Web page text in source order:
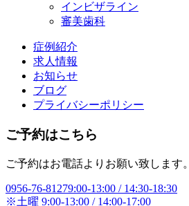
インビザライン
審美歯科
症例紹介
求人情報
お知らせ
ブログ
プライバシーポリシー
ご予約はこちら
ご予約はお電話よりお願い致します。
0956-76-81279:00-13:00 / 14:30-18:30
※土曜 9:00-13:00 / 14:00-17:00